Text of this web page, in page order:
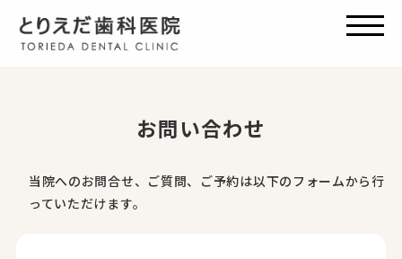
お問い合わせ
当院へのお問合せ、ご質問、ご予約は以下のフォームから行
っていただけます。